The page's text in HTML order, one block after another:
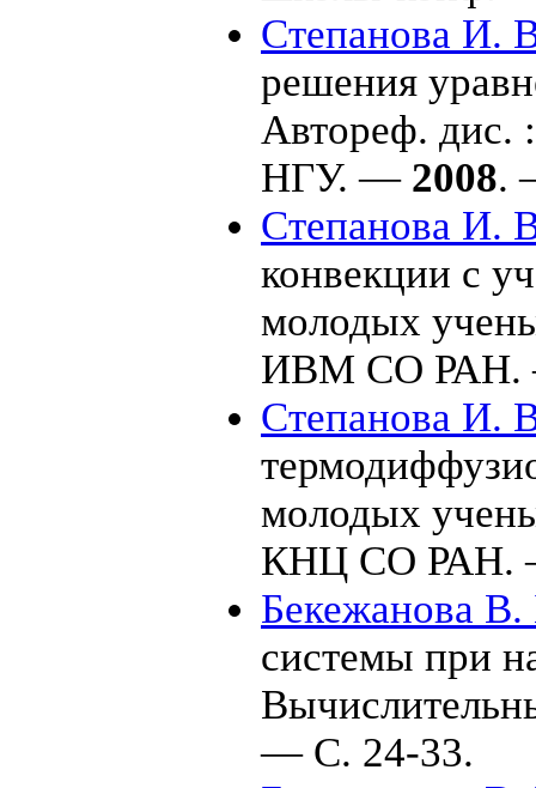
Степанова И.
решения
Автореф. дис.
НГУ. — 2008.
Степанова И.
конвекции с
молодых
ИВМ СО
Степанова И.
молодых
КНЦ СО
Бекежанова В.
системы при
— С. 24-33.